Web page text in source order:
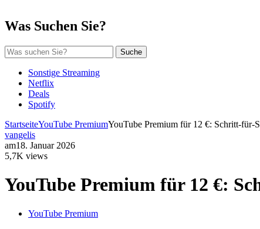
Was Suchen Sie?
Suche
Sonstige Streaming
Netflix
Deals
Spotify
StartseiteYouTube PremiumYouTube Premium für 12 €: Schritt-
vangelis
am18. Januar 2026
5,7K views
YouTube Premium für 12 €:
YouTube Premium